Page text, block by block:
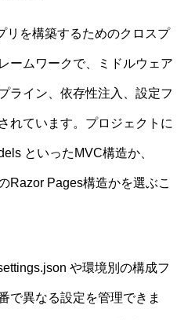
リを構築するためのクロスプ
ームワークで、ミドルウェア
ライン、依存性注入、設定フ
れています。プロジェクトに
といったMVC構造か、
Razor Pages構造かを選ぶこ
や環境別の構成フ
で異なる設定を管理できま